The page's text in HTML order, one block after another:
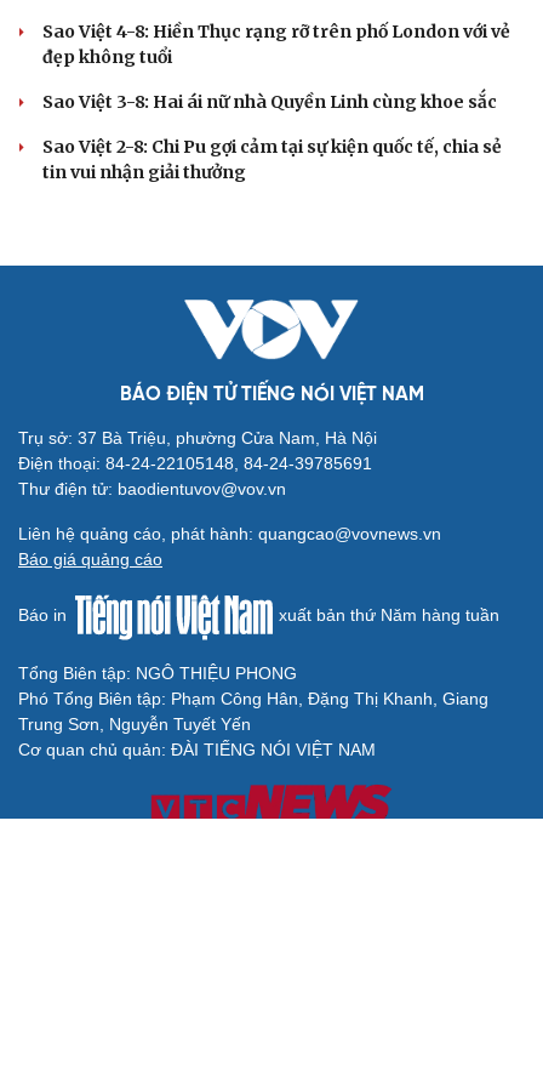
Sao Việt 4-8: Hiền Thục rạng rỡ trên phố London với vẻ
đẹp không tuổi
Sao Việt 3-8: Hai ái nữ nhà Quyền Linh cùng khoe sắc
Sao Việt 2-8: Chi Pu gợi cảm tại sự kiện quốc tế, chia sẻ
tin vui nhận giải thưởng
BÁO ĐIỆN TỬ TIẾNG NÓI VIỆT NAM
Trụ sở: 37 Bà Triệu, phường Cửa Nam, Hà Nội
Điện thoại: 84-24-22105148, 84-24-39785691
Thư điện tử: baodientuvov@vov.vn
Liên hệ quảng cáo, phát hành: quangcao@vovnews.vn
Báo giá quảng cáo
Báo in xuất bản thứ Năm hàng tuần
Tổng Biên tập: NGÔ THIỆU PHONG
Phó Tổng Biên tập: Phạm Công Hân, Đặng Thị Khanh, Giang
Trung Sơn, Nguyễn Tuyết Yến
Cơ quan chủ quản: ĐÀI TIẾNG NÓI VIỆT NAM